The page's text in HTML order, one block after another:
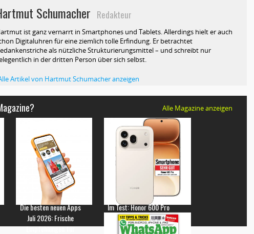
Schumacher Redakteur
ist ganz vernarrt in Smartphones und Tablets. Allerdings hielt er auch
Digitaluhren für eine ziemlich tolle Erfindung. Er betrachtet
als nützliche Strukturierungsmittel – und schreibt nur
in der dritten Person über sich selbst.
Artikel von Hartmut Schumacher anzeigen
Alle Magazine anzeigen
Die besten neuen Apps
Juli 2026: Frische
Empfehlungen für
Im Test: Honor 600 Pro